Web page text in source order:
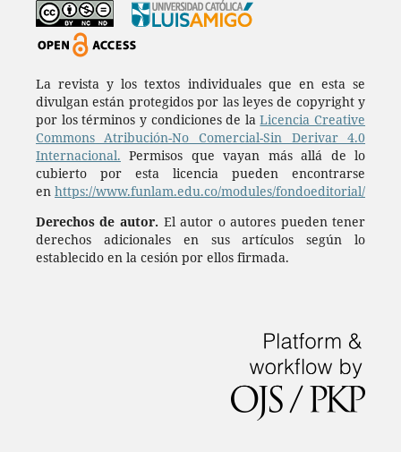
La revista y los textos individuales que en esta se
divulgan están protegidos por las leyes de copyright y
por los términos y condiciones de laLicencia Creative
Commons Atribución-No Comercial-Sin Derivar 4.0
Internacional. Permisos que vayan más allá de lo
cubierto por esta licencia pueden encontrarse
en https://www.funlam.edu.co/modules/fondoeditorial/
Derechos de autor. El autor o autores pueden tener
derechos adicionales en sus artículos según lo
establecido en la cesión por ellos firmada.